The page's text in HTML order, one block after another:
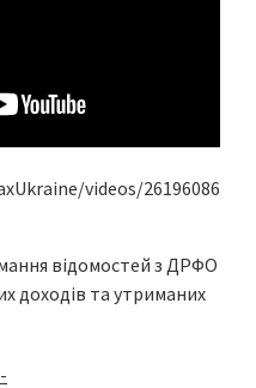
videos/26196086
відомостей з ДРФО
доходів та утриманих